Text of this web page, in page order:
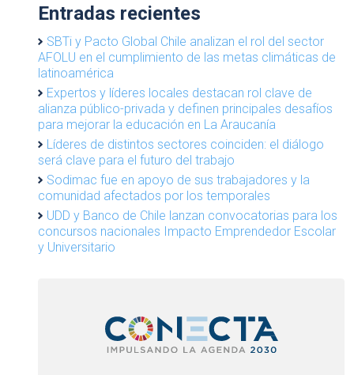
Entradas recientes
SBTi y Pacto Global Chile analizan el rol del sector
AFOLU en el cumplimiento de las metas climáticas de
latinoamérica
Expertos y líderes locales destacan rol clave de
alianza público-privada y definen principales desafíos
para mejorar la educación en La Araucanía
Líderes de distintos sectores coinciden: el diálogo
será clave para el futuro del trabajo
Sodimac fue en apoyo de sus trabajadores y la
comunidad afectados por los temporales
UDD y Banco de Chile lanzan convocatorias para los
concursos nacionales Impacto Emprendedor Escolar
y Universitario